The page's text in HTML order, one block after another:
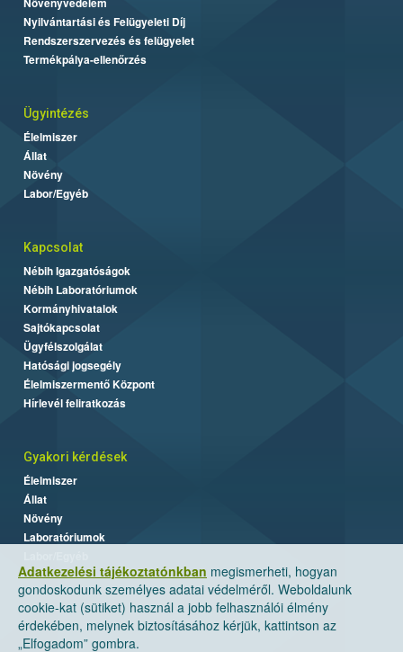
Adatkezelési tájékoztatónkban megismerheti, hogyan
gondoskodunk személyes adatai védelméről. Weboldalunk
cookie-kat (sütiket) használ a jobb felhasználói élmény
érdekében, melynek biztosításához kérjük, kattintson az
„Elfogadom” gombra.
Nyilvántartási és Felügyeleti Díj
Rendszerszervezés és felügyelet
Termékpálya-ellenőrzés
Ügyintézés
Élelmiszer
Állat
Növény
Labor/Egyéb
Kapcsolat
Nébih Igazgatóságok
Nébih Laboratóriumok
Kormányhivatalok
Sajtókapcsolat
Ügyfélszolgálat
Hatósági jogsegély
Élelmiszermentő Központ
Hírlevél feliratkozás
Gyakori kérdések
Élelmiszer
Állat
Növény
Laboratóriumok